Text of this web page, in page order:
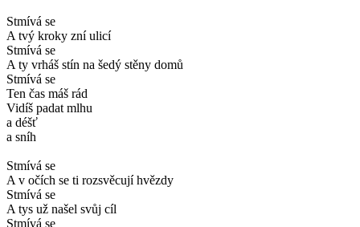
Stmívá se
A tvý kroky zní ulicí
Stmívá se
A ty vrháš stín na šedý stěny domů
Stmívá se
Ten čas máš rád
Vidíš padat mlhu
a déšť
a sníh
Stmívá se
A v očích se ti rozsvěcují hvězdy
Stmívá se
A tys už našel svůj cíl
Stmívá se